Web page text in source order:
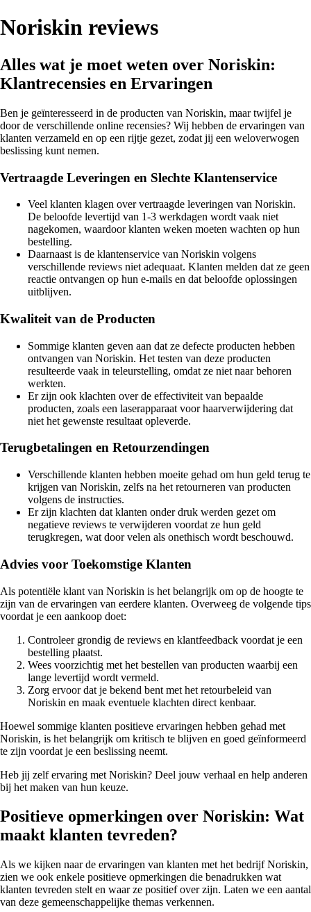
Noriskin reviews
Alles wat je moet weten over Noriskin:
Klantrecensies en Ervaringen
Ben je geïnteresseerd in de producten van Noriskin, maar twijfel je
door de verschillende online recensies? Wij hebben de ervaringen van
klanten verzameld en op een rijtje gezet, zodat jij een weloverwogen
beslissing kunt nemen.
Vertraagde Leveringen en Slechte Klantenservice
Veel klanten klagen over vertraagde leveringen van Noriskin.
De beloofde levertijd van 1-3 werkdagen wordt vaak niet
nagekomen, waardoor klanten weken moeten wachten op hun
bestelling.
Daarnaast is de klantenservice van Noriskin volgens
verschillende reviews niet adequaat. Klanten melden dat ze geen
reactie ontvangen op hun e-mails en dat beloofde oplossingen
uitblijven.
Kwaliteit van de Producten
Sommige klanten geven aan dat ze defecte producten hebben
ontvangen van Noriskin. Het testen van deze producten
resulteerde vaak in teleurstelling, omdat ze niet naar behoren
werkten.
Er zijn ook klachten over de effectiviteit van bepaalde
producten, zoals een laserapparaat voor haarverwijdering dat
niet het gewenste resultaat opleverde.
Terugbetalingen en Retourzendingen
Verschillende klanten hebben moeite gehad om hun geld terug te
krijgen van Noriskin, zelfs na het retourneren van producten
volgens de instructies.
Er zijn klachten dat klanten onder druk werden gezet om
negatieve reviews te verwijderen voordat ze hun geld
terugkregen, wat door velen als onethisch wordt beschouwd.
Advies voor Toekomstige Klanten
Als potentiële klant van Noriskin is het belangrijk om op de hoogte te
zijn van de ervaringen van eerdere klanten. Overweeg de volgende tips
voordat je een aankoop doet:
Controleer grondig de reviews en klantfeedback voordat je een
bestelling plaatst.
Wees voorzichtig met het bestellen van producten waarbij een
lange levertijd wordt vermeld.
Zorg ervoor dat je bekend bent met het retourbeleid van
Noriskin en maak eventuele klachten direct kenbaar.
Hoewel sommige klanten positieve ervaringen hebben gehad met
Noriskin, is het belangrijk om kritisch te blijven en goed geïnformeerd
te zijn voordat je een beslissing neemt.
Heb jij zelf ervaring met Noriskin? Deel jouw verhaal en help anderen
bij het maken van hun keuze.
Positieve opmerkingen over Noriskin: Wat
maakt klanten tevreden?
Als we kijken naar de ervaringen van klanten met het bedrijf Noriskin,
zien we ook enkele positieve opmerkingen die benadrukken wat
klanten tevreden stelt en waar ze positief over zijn. Laten we een aantal
van deze gemeenschappelijke themas verkennen.